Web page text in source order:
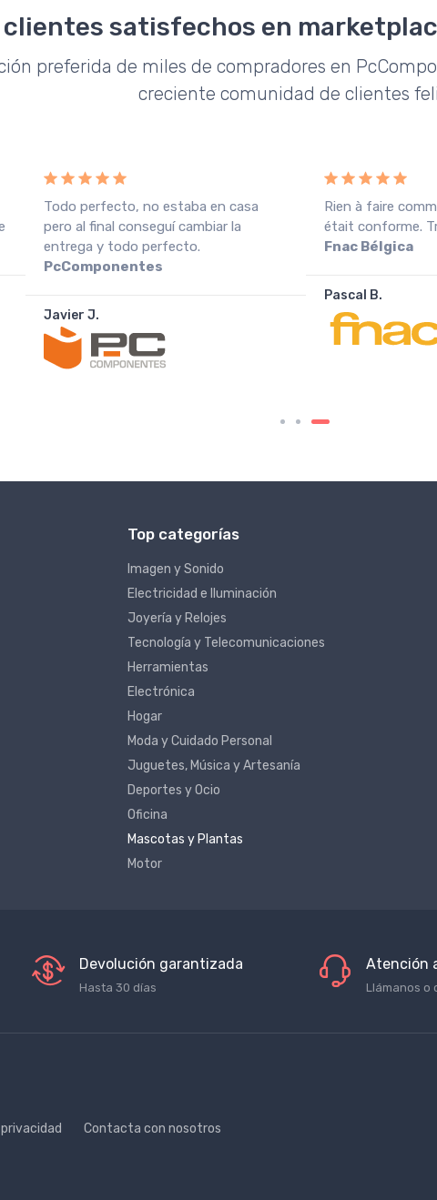
clientes satisfechos en
preferida de miles de compradores en
creciente comunidad de clientes
Todo perfecto, no estaba en casa
pero al final conseguí cambiar la
entrega y todo perfecto.
PcComponentes
Javier J.
Rien à faire
était conforme.
Fnac Bélgica
Pascal B.
Top categorías
Imagen y Sonido
Electricidad e Iluminación
Joyería y Relojes
Tecnología y Telecomunicaciones
Herramientas
Electrónica
Hogar
Moda y Cuidado Personal
Juguetes, Música y Artesanía
Deportes y Ocio
Oficina
Mascotas y Plantas
Motor
Devolución garantizada
Hasta 30 días
Atención
Llámanos o
Contacta con nosotros